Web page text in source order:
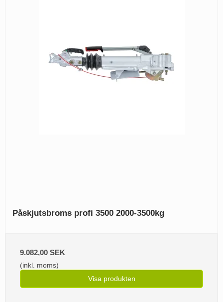
Påskjutsbroms profi 3500 2000-3500kg
9.082,00 SEK
(inkl. moms)
Visa produkten